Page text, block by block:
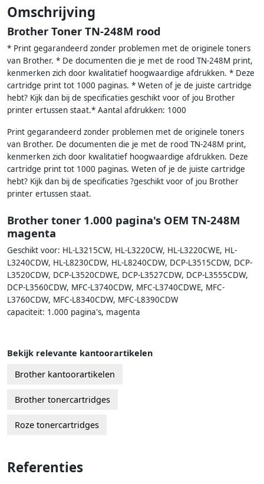
Omschrijving
Brother Toner TN-248M rood
* Print gegarandeerd zonder problemen met de originele toners
van Brother. * De documenten die je met de rood TN-248M print,
kenmerken zich door kwalitatief hoogwaardige afdrukken. * Deze
cartridge print tot 1000 paginas. * Weten of je de juiste cartridge
hebt? Kijk dan bij de specificaties geschikt voor of jou Brother
printer ertussen staat.* Aantal afdrukken: 1000
Print gegarandeerd zonder problemen met de originele toners
van Brother. De documenten die je met de rood TN-248M print,
kenmerken zich door kwalitatief hoogwaardige afdrukken. Deze
cartridge print tot 1000 paginas. Weten of je de juiste cartridge
hebt? Kijk dan bij de specificaties ?geschikt voor of jou Brother
printer ertussen staat.
Brother toner 1.000 pagina's OEM TN-248M
magenta
Geschikt voor: HL-L3215CW, HL-L3220CW, HL-L3220CWE, HL-
L3240CDW, HL-L8230CDW, HL-L8240CDW, DCP-L3515CDW, DCP-
L3520CDW, DCP-L3520CDWE, DCP-L3527CDW, DCP-L3555CDW,
DCP-L3560CDW, MFC-L3740CDW, MFC-L3740CDWE, MFC-
L3760CDW, MFC-L8340CDW, MFC-L8390CDW
capaciteit: 1.000 pagina's, magenta
Bekijk relevante kantoorartikelen
Brother kantoorartikelen
Brother tonercartridges
Roze tonercartridges
Referenties